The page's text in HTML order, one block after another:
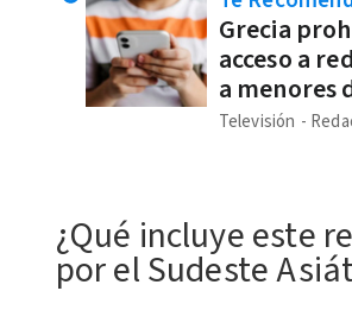
Grecia
acceso a
a menores
Televisión
¿Qué incluye este
por el Sudeste